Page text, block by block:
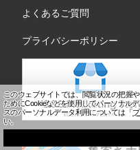
よくあるご質問
プライバシーポリシー
このウェブサイトでは、閲覧状況の把握
ためにCookieなどを使用してパーソナル
スのパーソナルデータ利用については「
い。